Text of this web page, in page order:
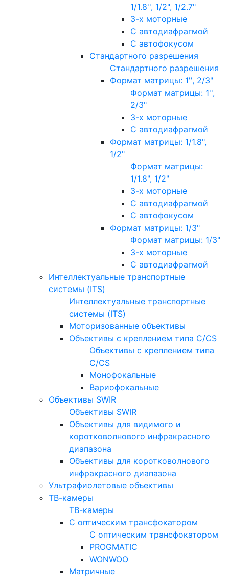
1/1.8'', 1/2", 1/2.7"
3-х моторные
С автодиафрагмой
С автофокусом
Стандартного разрешения
Стандартного разрешения
Формат матрицы: 1'', 2/3"
Формат матрицы: 1'',
2/3"
3-х моторные
С автодиафрагмой
Формат матрицы: 1/1.8",
1/2"
Формат матрицы:
1/1.8", 1/2"
3-х моторные
С автодиафрагмой
С автофокусом
Формат матрицы: 1/3"
Формат матрицы: 1/3"
3-х моторные
С автодиафрагмой
Интеллектуальные транспортные
системы (ITS)
Интеллектуальные транспортные
системы (ITS)
Моторизованные объективы
Объективы с креплением типа C/CS
Объективы с креплением типа
C/CS
Монофокальные
Вариофокальные
Объективы SWIR
Объективы SWIR
Объективы для видимого и
коротковолнового инфракрасного
диапазона
Объективы для коротковолнового
инфракрасного диапазона
Ультрафиолетовые объективы
ТВ-камеры
ТВ-камеры
С оптическим трансфокатором
С оптическим трансфокатором
PROGMATIC
WONWOO
Матричные